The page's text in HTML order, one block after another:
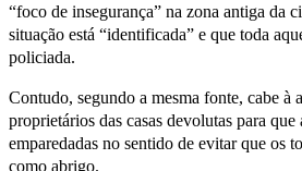
“foco de insegurança” na zona antiga da
situação está “identificada” e que toda
policiada.
Contudo, segundo a mesma fonte, cabe à
proprietários das casas devolutas para que
emparedadas no sentido de evitar que os
como abrigo.